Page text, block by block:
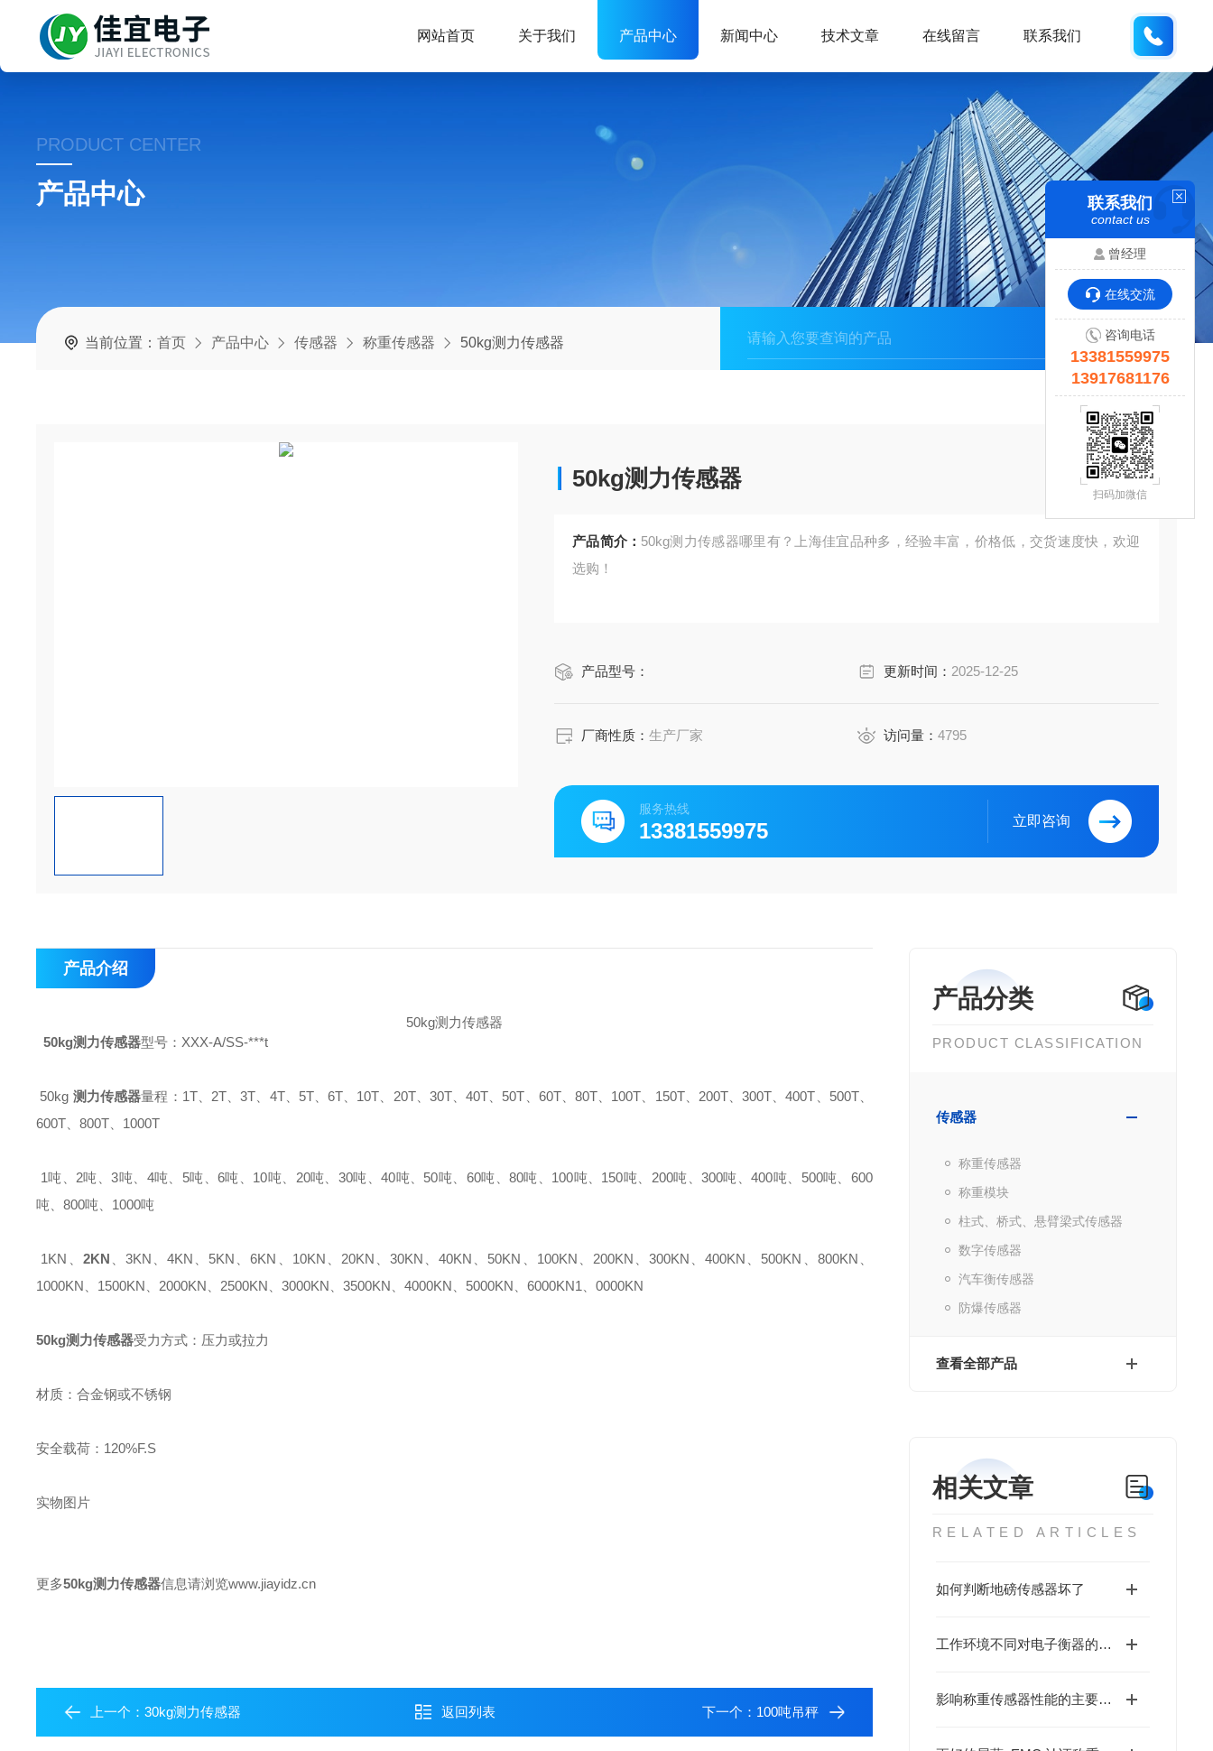
网站首页 关于我们 产品中心 新闻中心 技术文章 在线留言 联系我们
PRODUCT CENTER
产品中心
当前位置：首页 产品中心 传感器 称重传感器 50kg测力传感器
50kg测力传感器
产品简介： 50kg测力传感器哪里有？上海佳宜品种多，经验丰富，价格低，交货速度快，欢迎
选购！
产品型号： 更新时间： 2025-12-25
厂商性质：生产厂家 访问量： 4795
服务热线
13381559975 立即咨询
产品分类
PRODUCT CLASSIFICATION
传感器
称重传感器
称重模块
柱式、桥式、悬臂梁式传感器
数字传感器
汽车衡传感器
防爆传感器
查看全部产品
相关文章
RELATED ARTICLES
如何判断地磅传感器坏了
工作环境不同对电子衡器的传感器影响
影响称重传感器性能的主要因素介绍
产品介绍
50kg测力传感器
50kg测力传感器型号：XXX-A/SS-***t
50kg 测力传感器量程：1T、2T、3T、4T、5T、6T、10T、20T、30T、40T、50T、60T、80T、100T、150T、200T、300T、400T、500T、
600T、800T、1000T
1吨、2吨、3吨、4吨、5吨、6吨、10吨、20吨、30吨、40吨、50吨、60吨、80吨、100吨、150吨、200吨、300吨、400吨、500吨、600
吨、800吨、1000吨
1KN、 2KN 、3KN、4KN、5KN、6KN、10KN、20KN、30KN、40KN、50KN、100KN、200KN、300KN、400KN、500KN、800KN、
1000KN、1500KN、2000KN、2500KN、3000KN、3500KN、4000KN、5000KN、6000KN1、0000KN
50kg测力传感器受力方式：压力或拉力
材质：合金钢或不锈钢
安全载荷：120%F.S
实物图片
更多50kg测力传感器信息请浏览www.jiayidz.cn
上一个：30kg测力传感器 返回列表 下一个： 100吨吊秤
联系我们
contact us
曾经理
在线交流
咨询电话
13381559975
13917681176
扫码加微信